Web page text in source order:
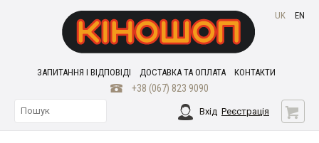
ЗАПИТАННЯ І ВІДПОВІДІ ДОСТАВКА ТА ОПЛАТА КОНТАКТИ
+38 (067) 823 9090
UK EN
Вхід Реєстрація